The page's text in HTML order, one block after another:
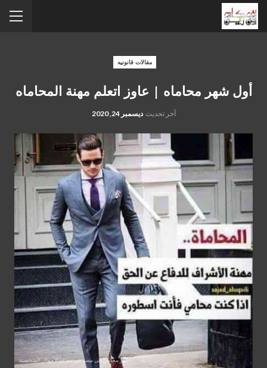
مقالات قانونيه
أول شهر محاماه | عاوز اتعلم مهنة المحاماه
آخر تحديث ديسمبر 24, 2020
أشهر محامي في مصر في مجال الأحوال الشخصية